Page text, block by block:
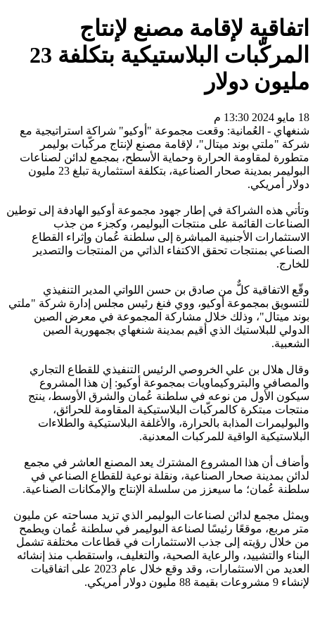
اتفاقية لإقامة مصنع لإنتاج
المركّبات البلاستيكية بتكلفة 23
مليون دولار
18 مايو 2024 13:30 م
شنغهاي - العُمانية: وقعت مجموعة "أوكيو" شراكة استراتيجية مع
شركة "ملتي بوند ميتال"، لإقامة مصنع لإنتاج مركّبات بوليمر
متطورة لمقاومة الحرارة وحماية الأسطح، بمجمع لدائن لصناعات
البوليمر بمدينة صحار الصناعية، بتكلفة استثمارية تبلغ 23 مليون
دولار أمريكي.
وتأتي هذه الشراكة في إطار جهود مجموعة أوكيو الهادفة إلى توطين
الصناعات القائمة على منتجات البوليمر، وكجزء من جذب
الاستثمارات الأجنبية المباشرة إلى سلطنة عُمان وإثراء القطاع
الصناعي بمنتجات تحقق الاكتفاء الذاتي من المنتجات والتصدير
للخارج.
وقّع الاتفاقية كلٌّ من صادق بن حسن اللواتي المدير التنفيذي
للتسويق بمجموعة أوكيو، ووي فنغ رئيس مجلس إدارة شركة "ملتي
بوند ميتال"، وذلك خلال مشاركة المجموعة في معرض الصين
الدولي للبلاستيك الذي أقيم بمدينة شنغهاي بجمهورية الصين
الشعبية.
وقال هلال بن علي الخروصي الرئيس التنفيذي للقطاع التجاري
والمصافي والبتروكيماويات بمجموعة أوكيو: إن هذا المشروع
سيكون الأول من نوعه في سلطنة عُمان والشرق الأوسط، ينتج
منتجات مبتكرة كالمركّبات البلاستيكية المقاومة للحرائق،
والبوليمرات المذابة بالحرارة، والأغلفة البلاستيكية والطلاءات
البلاستيكية الواقية للمركبات المعدنية.
وأضاف أن هذا المشروع المشترك يعد المصنع العاشر في مجمع
لدائن بمدينة صحار الصناعية، ونقلة نوعية للقطاع الصناعي في
سلطنة عُمان؛ ما سيعزز من سلسلة الإنتاج والإمكانات الصناعية.
ويمثل مجمع لدائن لصناعات البوليمر الذي تزيد مساحته عن مليون
متر مربع، موقعًا رئيسًا لصناعة البوليمر في سلطنة عُمان ويطمح
من خلال رؤيته إلى جذب الاستثمارات في قطاعات مختلفة تشمل
البناء والتشييد، والرعاية الصحية، والتغليف، واستقطب منذ إنشائه
العديد من الاستثمارات، وقد وقع خلال عام 2023 على اتفاقيات
لإنشاء 9 مشروعات بقيمة 88 مليون دولار أمريكي.